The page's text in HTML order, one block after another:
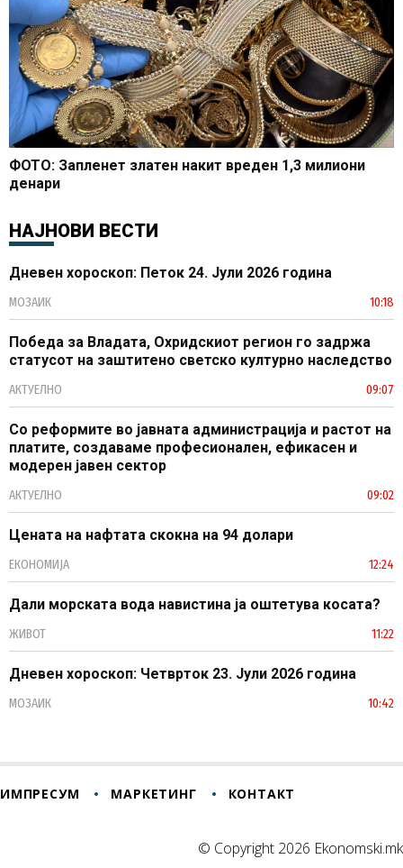
ФОТО: Запленет златен накит вреден 1,3 милиони
денари
НАЈНОВИ ВЕСТИ
Дневен хороскоп: Петок 24. Јули 2026 година
МОЗАИК 10:18
Победа за Владата, Охридскиот регион го задржа
статусот на заштитено светско културно наследство
АКТУЕЛНО 09:07
Со реформите во јавната администрација и растот на
платите, создаваме професионален, ефикасен и
модерен јавен сектор
АКТУЕЛНО 09:02
Цената на нафтата скокна на 94 долари
ЕКОНОМИЈА 12:24
Дали морската вода навистина ја оштетува косата?
ЖИВОТ 11:22
Дневен хороскоп: Четврток 23. Јули 2026 година
МОЗАИК 10:42
ИМПРЕСУМ МАРКЕТИНГ КОНТАКТ
© Copyright 2026 Ekonomski.mk